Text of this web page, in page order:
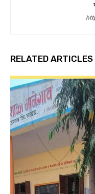
RELATED ARTICLES